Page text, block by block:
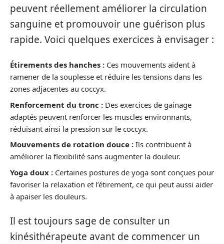
peuvent réellement améliorer la circulation
sanguine et promouvoir une guérison plus
rapide. Voici quelques exercices à envisager :
Étirements des hanches : Ces mouvements aident à
ramener de la souplesse et réduire les tensions dans les
zones adjacentes au coccyx.
Renforcement du tronc : Des exercices de gainage
adaptés peuvent renforcer les muscles environnants,
réduisant ainsi la pression sur le coccyx.
Mouvements de rotation douce : Ils contribuent à
améliorer la flexibilité sans augmenter la douleur.
Yoga doux : Certaines postures de yoga sont conçues pour
favoriser la relaxation et l’étirement, ce qui peut aussi aider
à apaiser les douleurs.
Il est toujours sage de consulter un
kinésithérapeute avant de commencer un